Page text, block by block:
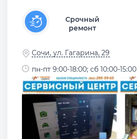
Срочный
ремонт
Сочи, ул. Гагарина, 29
пн-пт 9:00-18:00; сб 10:00-15:00